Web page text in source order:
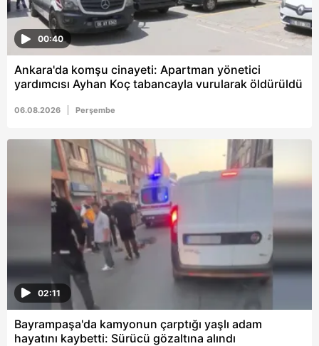
00:40
Ankara'da komşu cinayeti: Apartman yönetici
yardımcısı Ayhan Koç tabancayla vurularak öldürüldü
06.08.2026 Perşembe
02:11
Bayrampaşa'da kamyonun çarptığı yaşlı adam
hayatını kaybetti: Sürücü gözaltına alındı